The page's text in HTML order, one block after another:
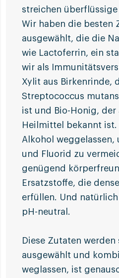
streichen überflüssige
Wir haben die besten
ausgewählt, die die
wie Lactoferrin, ein
wir als
Xylit aus Birkenrinde,
Streptococcus
ist und Bio-Honig, der
Heilmittel bekannt ist.
Alkohol weggelassen,
und Fluorid zu
genügend
Ersatzstoffe, die
erfüllen. Und
pH-neutral.
Diese Zutaten
ausgewählt und
weglassen, ist